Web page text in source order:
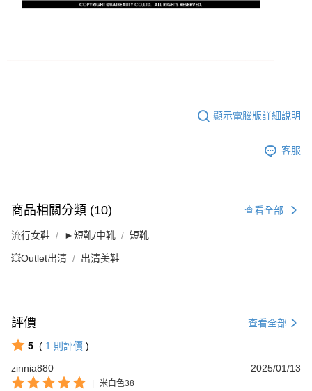
顯示電腦版詳細說明
客服
商品相關分類 (10) 查看全部
流行女鞋 ►短靴/中靴 短靴
💥Outlet出清 出清美鞋
評價 查看全部
5 ( 1 則評價 )
zinnia880
2025/01/13
| 米白色38